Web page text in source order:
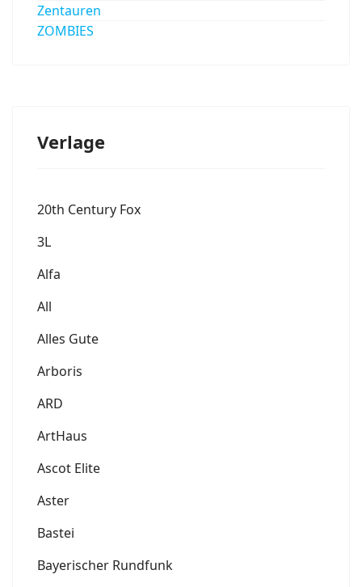
Zentauren
ZOMBIES
Verlage
20th Century Fox
3L
Alfa
All
Alles Gute
Arboris
ARD
ArtHaus
Ascot Elite
Aster
Bastei
Bayerischer Rundfunk